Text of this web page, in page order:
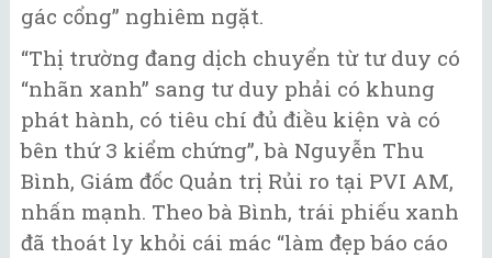
gác cổng” nghiêm ngặt.
“Thị trường đang dịch chuyển từ tư duy có
“nhãn xanh” sang tư duy phải có khung
phát hành, có tiêu chí đủ điều kiện và có
bên thứ 3 kiểm chứng”, bà Nguyễn Thu
Bình, Giám đốc Quản trị Rủi ro tại PVI AM,
nhấn mạnh. Theo bà Bình, trái phiếu xanh
đã thoát ly khỏi cái mác “làm đẹp báo cáo